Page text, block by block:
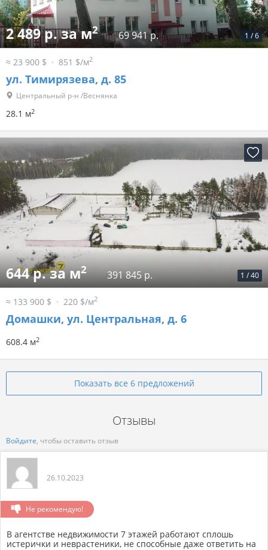
1 /6
2 489 р. за м2 69 941 р.
≈ 23 900 $ 851 $/м2
ул. Тимирязева, д. 85
Центральный р-н /Веснянка
28.1 м2
1 /40
644 р. за м2 391 845 р.
≈ 133 900 $ 220 $/м2
Домашки, ул. Центральная, д. 6
608.4 м2
Показать все 6 предложений
Отзывы
Войдите, чтобы оставить отзыв
26.10.2023
Не рекомендую!
В агентстве недвижимости 7 этажей работают сплошь
истерички и неврастеники, не способные даже ответить на